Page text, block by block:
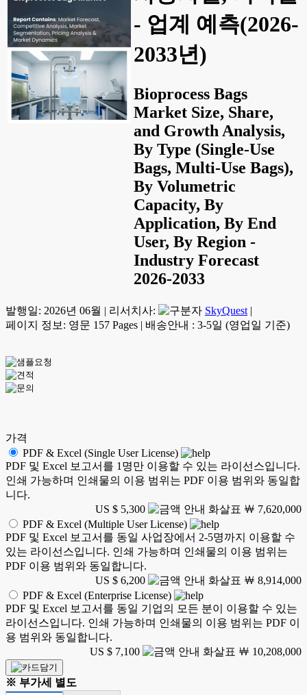
- 업계 예측(2026-
2033년)
Bioprocess Bags
Market Size, Share,
and Growth Analysis,
By Type (Single-Use
Bags, Multi-Use Bags),
By Volumetric
Capacity, By
Application, By End
User, By Region -
Industry Forecast
2026-2033
발행일: 2026년 06월 | 리서치사: SkyQuest |
페이지 정보: 영문 157 Pages | 배송안내 : 3-5일 (영업일 기준)
가격
PDF & Excel (Single User License)
PDF 및 Excel 보고서를 1명만 이용할 수 있는 라이선스입니다.
인쇄 가능하며 인쇄물의 이용 범위는 PDF 이용 범위와 동일합
니다.
US $ 5,300
￦ 7,620,000
PDF & Excel (Multiple User License)
PDF 및 Excel 보고서를 동일 사업장에서 2-5명까지 이용할 수
있는 라이선스입니다. 인쇄 가능하며 인쇄물의 이용 범위는
PDF 이용 범위와 동일합니다.
US $ 6,200
￦ 8,914,000
PDF & Excel (Enterprise License)
PDF 및 Excel 보고서를 동일 기업의 모든 분이 이용할 수 있는
라이선스입니다. 인쇄 가능하며 인쇄물의 이용 범위는 PDF 이
용 범위와 동일합니다.
US $ 7,100
￦ 10,208,000
※ 부가세 별도